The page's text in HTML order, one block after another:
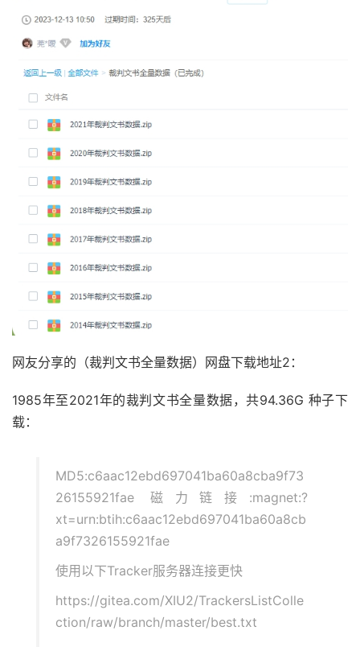
网友分享的（裁判文书全量数据）网盘下载地址2：
1985年至2021年的裁判文书全量数据，共94.36G 种子下
载：
MD5:c6aac12ebd697041ba60a8cba9f73
26155921fae 磁力链接:magnet:?
xt=urn:btih:c6aac12ebd697041ba60a8cb
a9f7326155921fae
使用以下Tracker服务器连接更快
https://gitea.com/XIU2/TrackersListColle
ction/raw/branch/master/best.txt